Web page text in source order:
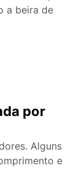
a beira de
por
Alguns
e